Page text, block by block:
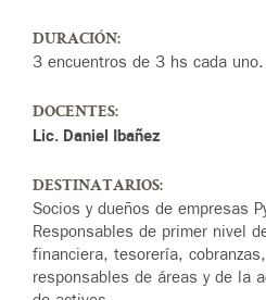
DURACIÓN:
3 encuentros de 3 hs cada
DOCENTES:
Lic. Daniel Ibañez
DESTINATARIOS:
Socios y dueños de empresas
Responsables de primer nivel
financiera, tesorería,
responsables de áreas y de la